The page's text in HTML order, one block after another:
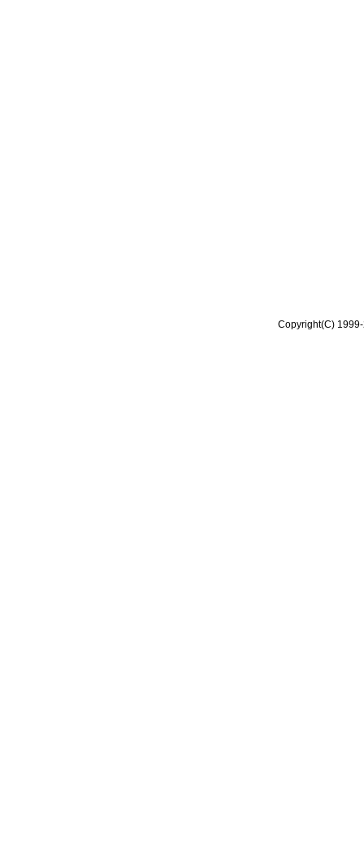
Copyright(C)